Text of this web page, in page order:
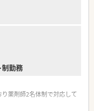
で幅広い年代のスタッフが
ており、ライフステージに
未経験の方も、研修を経て
勤務
薬剤師2名体制で対応して